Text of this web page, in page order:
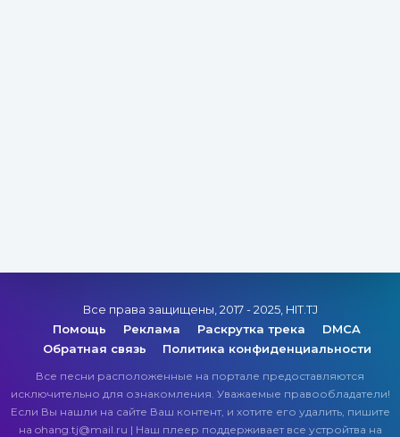
Все права защищены, 2017 - 2025, HIT.TJ
Помощь
Реклама Раскрутка трека
DMCA
Обратная связь
Политика конфиденциальности
Все песни расположенные на портале предоставляются
исключительно для ознакомления. Уважаемые правообладатели!
Если Вы нашли на сайте Ваш контент, и хотите его удалить, пишите
на ohang.tj@mail.ru | Наш плеер поддерживает все устройтва на